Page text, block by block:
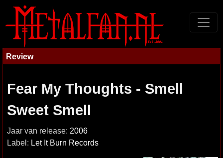
Review
Fear My Thoughts - Smell
Sweet Smell
Jaar van release: 2006
Label: Let It Burn Records